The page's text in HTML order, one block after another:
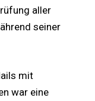
aller
seiner
mit
war eine